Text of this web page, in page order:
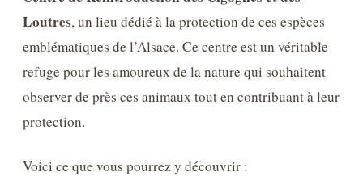
Loutres, un lieu dédié à la protection de ces espèces
emblématiques de l’Alsace. Ce centre est un véritable
refuge pour les amoureux de la nature qui souhaitent
observer de près ces animaux tout en contribuant à leur
protection.
Voici ce que vous pourrez y découvrir :